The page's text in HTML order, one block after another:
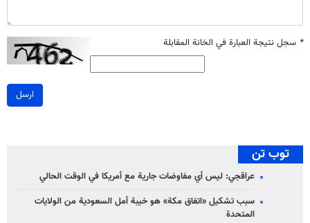
* سجل نتيجة العبارة في الخانة المقابلة
ارسل
توب تن
عراقجي: ليس أي مفاوضات جارية مع أمريكا في الوقت الحالي
سبب تشكيل «اتفاق مكة» هو خيبة أمل السعودية من الولايات
المتحدة